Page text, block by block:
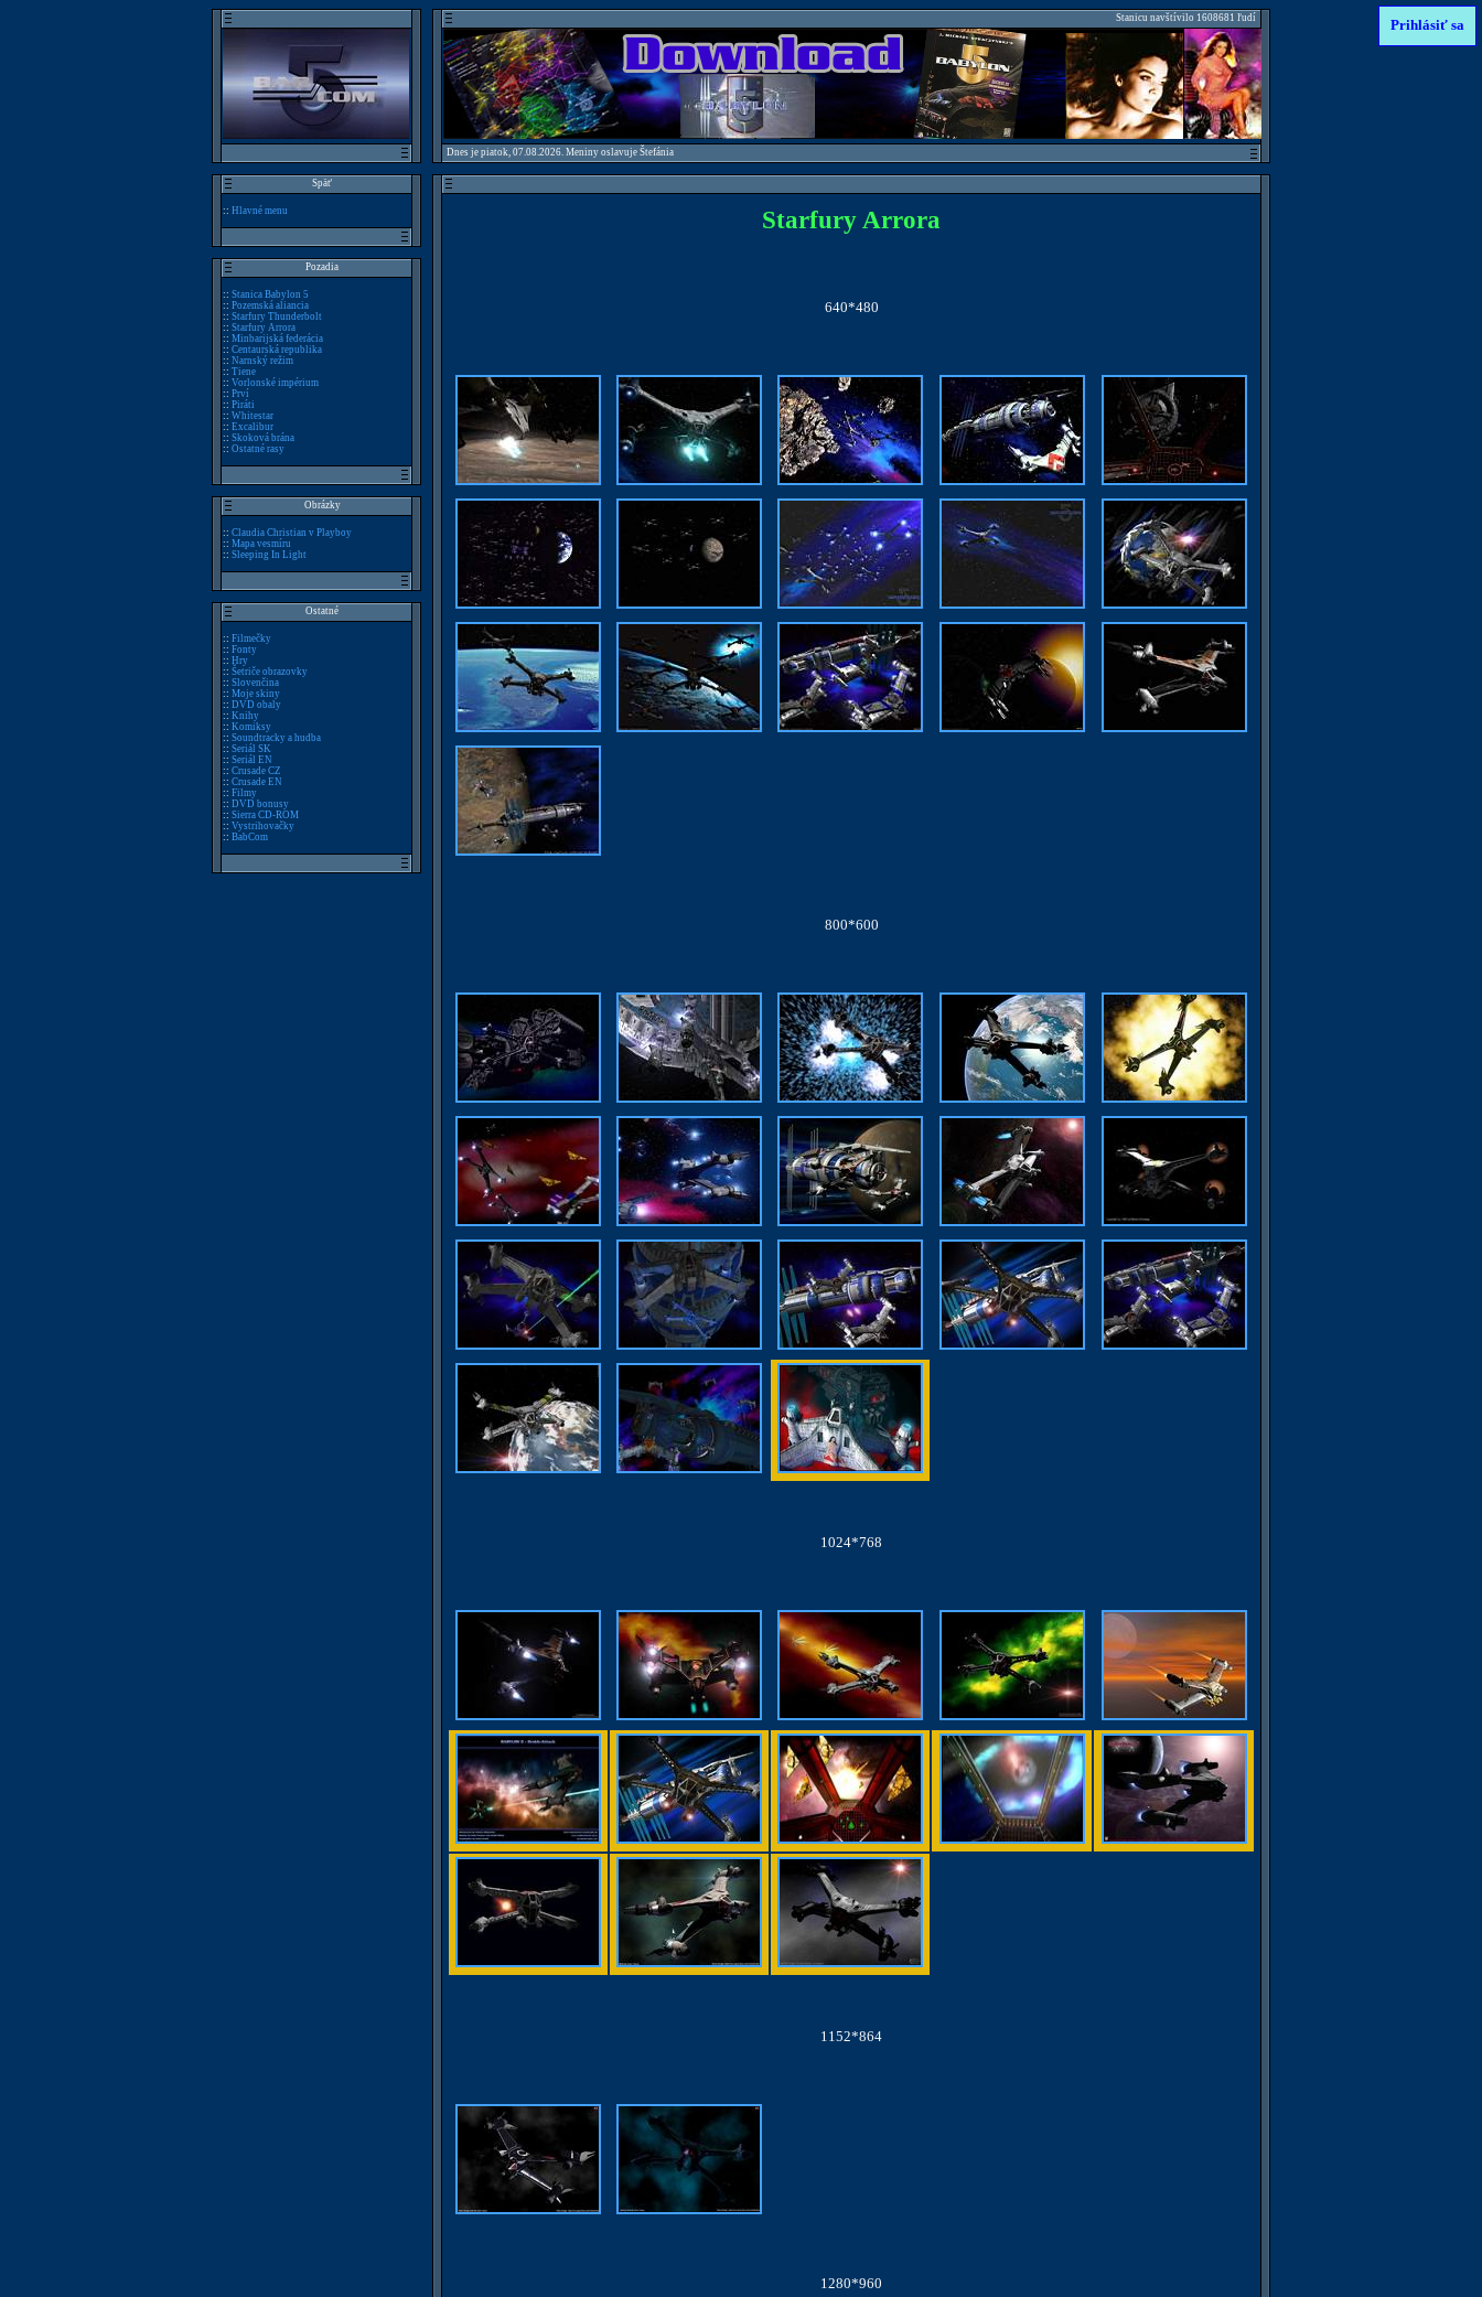
Stanicu navštívilo 1608681 ľudí
Dnes je piatok, 07.08.2026. Meniny oslavuje Štefánia
Prihlásiť sa
Späť
:: Hlavné menu
Pozadia
:: Stanica Babylon 5
:: Pozemská aliancia
:: Starfury Thunderbolt
:: Starfury Arrora
:: Minbarijská federácia
:: Centaurská republika
:: Narnský režim
:: Tiene
:: Vorlonské impérium
:: Prví
:: Piráti
:: Whitestar
:: Excalibur
:: Skoková brána
:: Ostatné rasy
Obrázky
:: Claudia Christian v Playboy
:: Mapa vesmíru
:: Sleeping In Light
Ostatné
:: Filmečky
:: Fonty
:: Hry
:: Šetriče obrazovky
:: Slovenčina
:: Moje skiny
:: DVD obaly
:: Knihy
:: Komiksy
:: Soundtracky a hudba
:: Seriál SK
:: Seriál EN
:: Crusade CZ
:: Crusade EN
:: Filmy
:: DVD bonusy
:: Sierra CD-ROM
:: Vystrihovačky
:: BabCom
Starfury Arrora
640*480
800*600
1024*768
1152*864
1280*960